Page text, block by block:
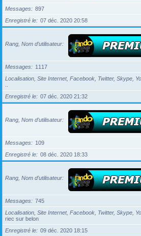
Messages
897
Enregistré le
07 déc. 2020 20:58
Rang, Nom d’utilisateur
Messages
1117
Localisation, Site Internet, Facebook, Twitter, Skype,
Enregistré le
07 déc. 2020 21:32
Rang, Nom d’utilisateur
Messages
109
Enregistré le
08 déc. 2020 18:33
Rang, Nom d’utilisateur
Messages
745
Localisation, Site Internet, Facebook, Twitter, Skype,
riec sur belon
Enregistré le
09 déc. 2020 18:15